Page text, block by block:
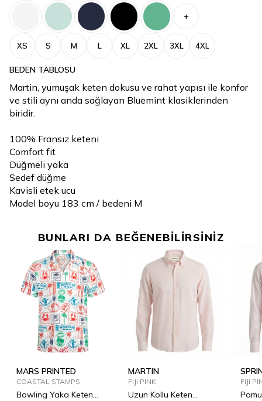
+
XS S M L XL 2XL 3XL 4XL
BEDEN TABLOSU
Martin, yumuşak keten dokusu ve rahat yapısı ile konfor
ve stili aynı anda sağlayan Bluemint klasiklerinden
biridir.
100% Fransız keteni
Comfort fit
Düğmeli yaka
Sedef düğme
Kavisli etek ucu
Model boyu 183 cm / bedeni M
BUNLARI DA BEĞENEBİLİRSİNİZ
MARS PRINTED
COASTAL STAMPS
Bowling Yaka Keten
MARTIN
FIJI PINK
Uzun Kollu Keten
FIJI